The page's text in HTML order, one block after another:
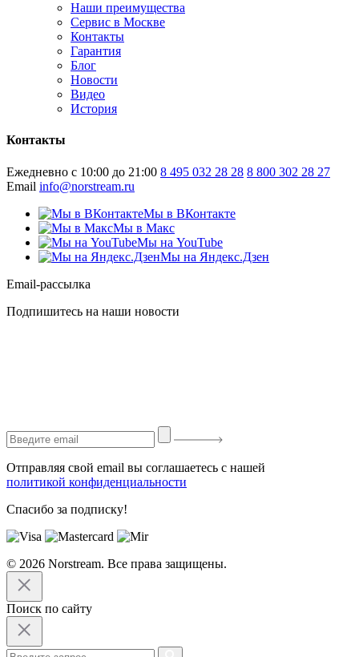
Наши преимущества
Сервис в Москве
Контакты
Гарантия
Блог
Новости
Видео
История
Контакты
Ежедневно с 10:00 до 21:00 8 495 032 28 28 8 800 302 28 27
Email info@norstream.ru
Мы в ВКонтакте
Мы в Макс
Мы на YouTube
Мы на Яндекс.Дзен
Email-рассылка
Подпишитесь на наши новости
Отправляя свой email вы соглашаетесь с нашей
политикой конфиденциальности
Спасибо за подписку!
© 2026 Norstream. Все права защищены.
Поиск по сайту